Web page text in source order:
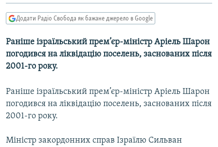
УКРАЇНА
СХЕМИ
МУЛЬТИМЕДІА
ФОТО
ПОДКАСТИ
РУС
Додати Радіо Свобода як бажане джерело в Google
Раніше ізраїльський прем’єр-міністр Аріель Шарон
погодився на ліквідацію поселень, заснованих після
2001-го року.
Раніше ізраїльський прем’єр-міністр Аріель Шарон
погодився на ліквідацію поселень, заснованих після
2001-го року.
Міністр закордонних справ Ізраїлю Сильван